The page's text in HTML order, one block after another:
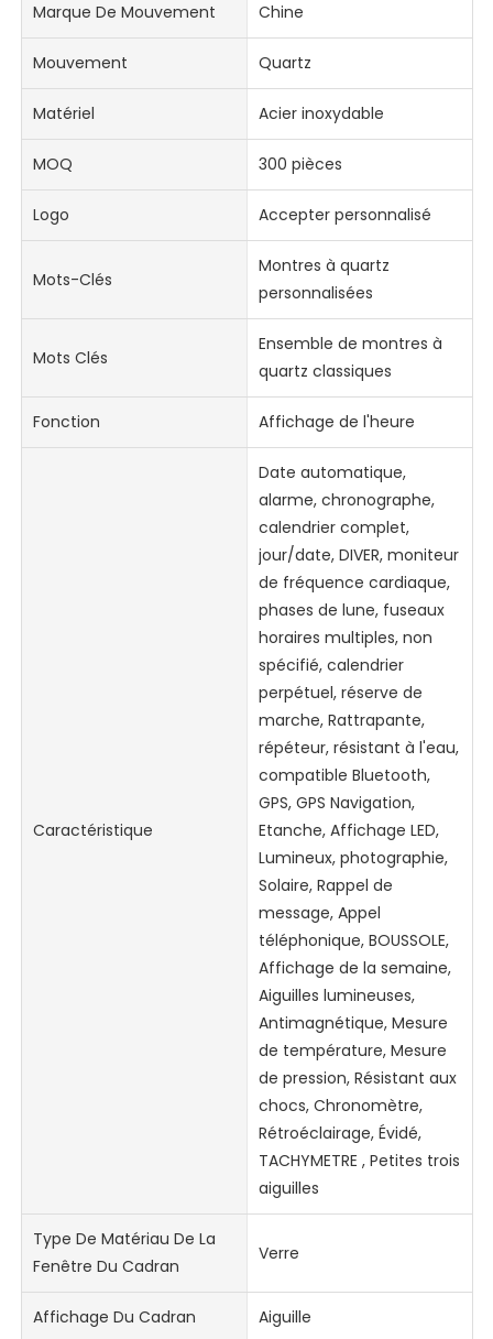
Marque De Mouvement Chine
Mouvement Quartz
Matériel Acier inoxydable
MOQ 300 pièces
Logo Accepter personnalisé
Mots-Clés
Montres à quartz
personnalisées
Mots Clés
Ensemble de montres à
quartz classiques
Fonction Affichage de l'heure
Caractéristique
Date automatique,
alarme, chronographe,
calendrier complet,
jour/date, DIVER, moniteur
de fréquence cardiaque,
phases de lune, fuseaux
horaires multiples, non
spécifié, calendrier
perpétuel, réserve de
marche, Rattrapante,
répéteur, résistant à l'eau,
compatible Bluetooth,
GPS, GPS Navigation,
Etanche, Affichage LED,
Lumineux, photographie,
Solaire, Rappel de
message, Appel
téléphonique, BOUSSOLE,
Affichage de la semaine,
Aiguilles lumineuses,
Antimagnétique, Mesure
de température, Mesure
de pression, Résistant aux
chocs, Chronomètre,
Rétroéclairage, Évidé,
TACHYMETRE , Petites trois
aiguilles
Type De Matériau De La
Fenêtre Du Cadran
Verre
Affichage Du Cadran Aiguille